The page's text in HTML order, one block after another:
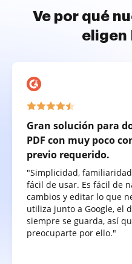
Ve por qué
eligen
Gran solución para
PDF con muy poco
previo requerido.
"Simplicidad,
fácil de usar. Es fácil de
cambios y editar lo que
utiliza junto a Google, el
siempre se guarda, así
preocuparte por ello."